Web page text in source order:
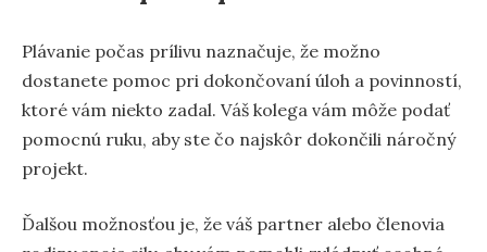
Plávanie počas prílivu naznačuje, že možno
dostanete pomoc pri dokončovaní úloh a povinností,
ktoré vám niekto zadal. Váš kolega vám môže podať
pomocnú ruku, aby ste čo najskôr dokončili náročný
projekt.
Ďalšou možnosťou je, že váš partner alebo členovia